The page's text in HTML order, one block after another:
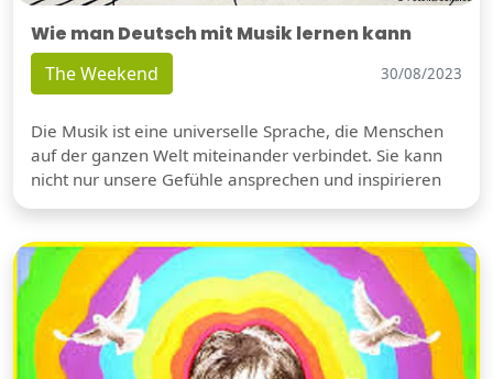
Wie man Deutsch mit Musik lernen kann
The Weekend 30/08/2023
Die Musik ist eine universelle Sprache, die Menschen
auf der ganzen Welt miteinander verbindet. Sie kann
nicht nur unsere Gefühle ansprechen und inspirieren